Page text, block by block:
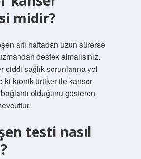
midir?
altı haftadan uzun sürerse
destek almalısınız.
ciddi sağlık sorunlarına yol
ki kronik ürtiker ile kanser
olduğunu gösteren
testi nasıl